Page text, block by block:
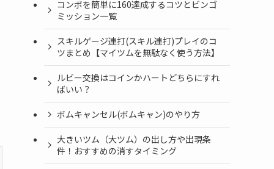
コンボを簡単に160達成するコツとビンゴ
ミッション一覧
スキルゲージ連打(スキル連打)プレイのコ
ツまとめ【マイツムを無駄なく使う方法】
ルビー交換はコインかハートどちらにすれ
ばいい？
ボムキャンセル(ボムキャン)のやり方
大きいツム（大ツム）の出し方や出現条
件！おすすめの消すタイミング